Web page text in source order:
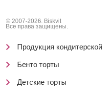
© 2007-2026. Biskvit
Все права защищены.
Продукция кондитерской
Бенто торты
Детские торты